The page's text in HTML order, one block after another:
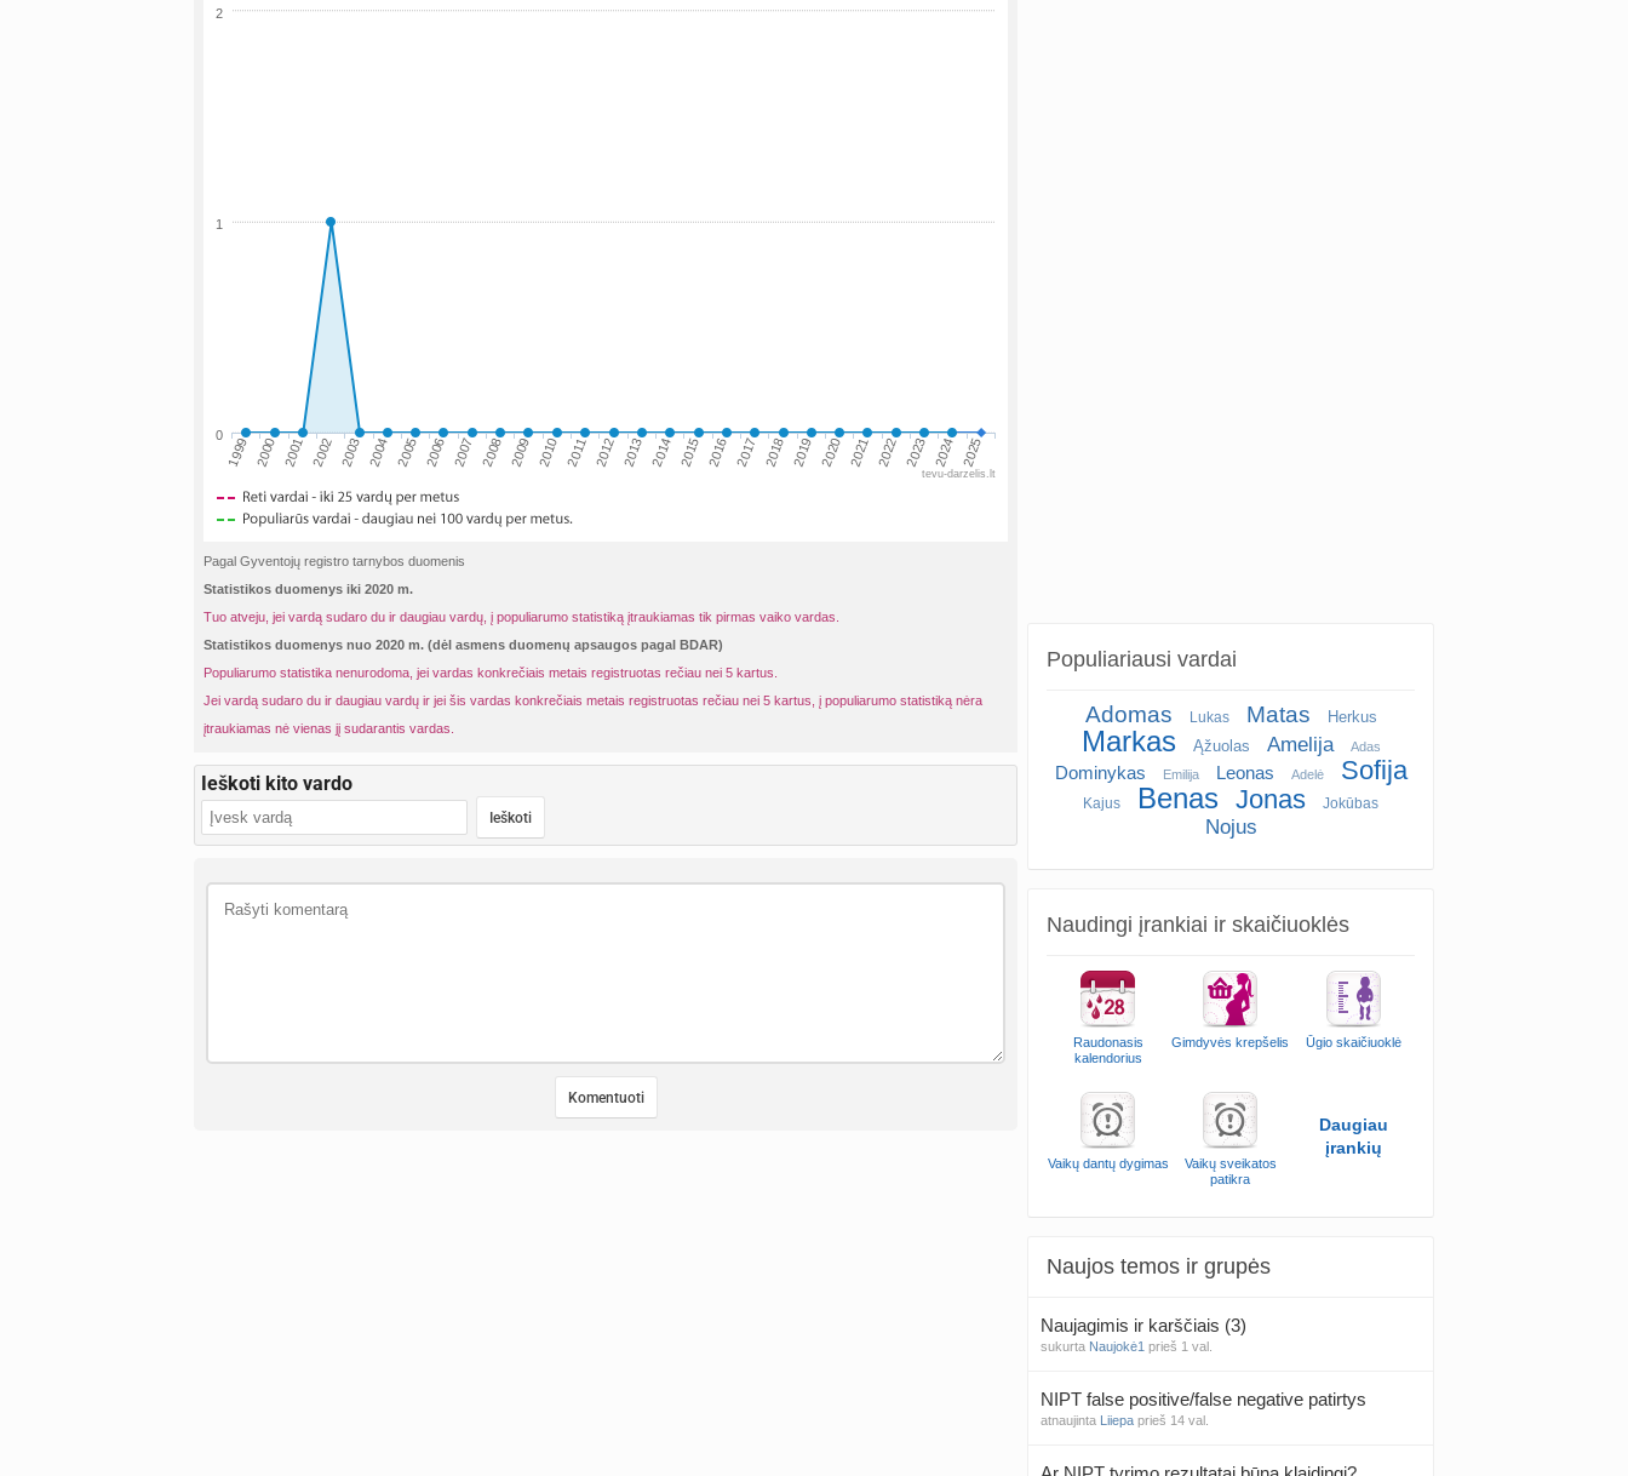
1999 2000 2001 2002 2003 2004 2005 2006 2007 2008 2009 2010 2011 2012 2013 2014 2015 2016 2017 2018 2019 2020 2021 2022 2023 2024 2025
0
1
2
tevu-darzelis.lt
Pagal Gyventojų registro tarnybos duomenis
Statistikos duomenys iki 2020 m.
Tuo atveju, jei vardą sudaro du ir daugiau vardų, į populiarumo statistiką įtraukiamas tik pirmas vaiko vardas.
Statistikos duomenys nuo 2020 m. (dėl asmens duomenų apsaugos pagal BDAR)
Populiarumo statistika nenurodoma, jei vardas konkrečiais metais registruotas rečiau nei 5 kartus.
Jei vardą sudaro du ir daugiau vardų ir jei šis vardas konkrečiais metais registruotas rečiau nei 5 kartus, į populiarumo statistiką nėra
įtraukiamas nė vienas jį sudarantis vardas.
Ieškoti kito vardo
Populiariausi vardai
Adomas Lukas Matas Herkus
Markas Ąžuolas Amelija Adas
Dominykas Emilija Leonas Adelė Sofija
Kajus Benas Jonas Jokūbas
Nojus
Naudingi įrankiai ir skaičiuoklės
Raudonasis
kalendorius
Gimdyvės krepšelis Ūgio skaičiuoklė
Vaikų dantų dygimas
Vaikų sveikatos
patikra
Daugiau
įrankių
Naujos temos ir grupės
Naujagimis ir karščiais (3)
sukurta Naujokė1 prieš 1 val.
NIPT false positive/false negative patirtys
atnaujinta Liiepa prieš 14 val.